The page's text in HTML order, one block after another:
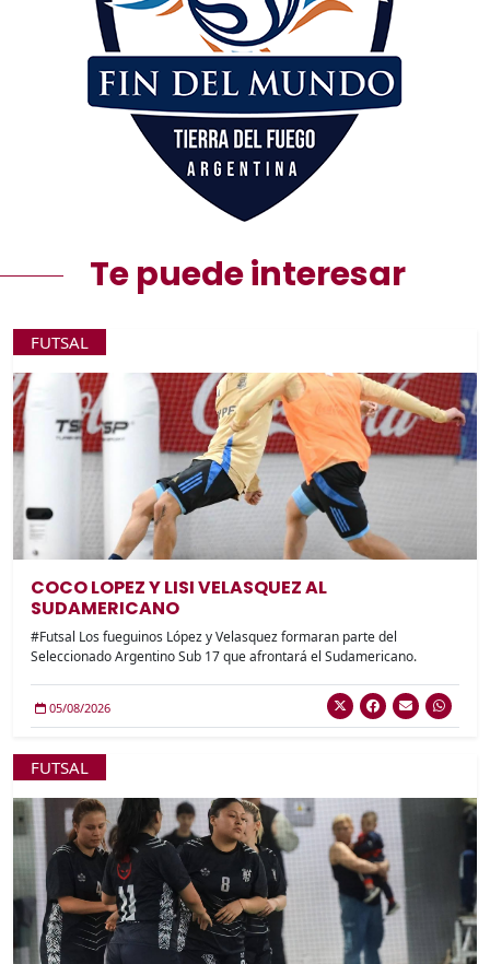
Te puede interesar
FUTSAL
COCO LOPEZ Y LISI VELASQUEZ AL
SUDAMERICANO
#Futsal Los fueguinos López y Velasquez formaran parte del
Seleccionado Argentino Sub 17 que afrontará el Sudamericano.
05/08/2026
FUTSAL